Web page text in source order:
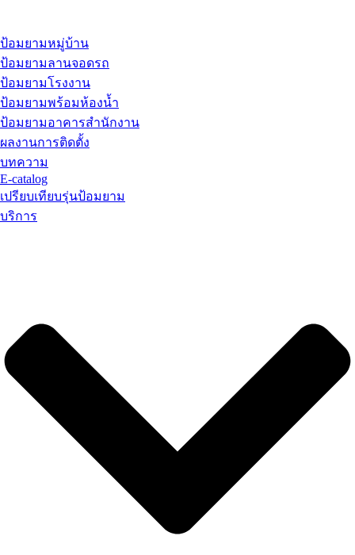
ป้อมยามหมู่บ้าน
ป้อมยามลานจอดรถ
ป้อมยามโรงงาน
ป้อมยามพร้อมห้องน้ำ
ป้อมยามอาคารสำนักงาน
ผลงานการติดตั้ง
บทความ
E-catalog
เปรียบเทียบรุ่นป้อมยาม
บริการ